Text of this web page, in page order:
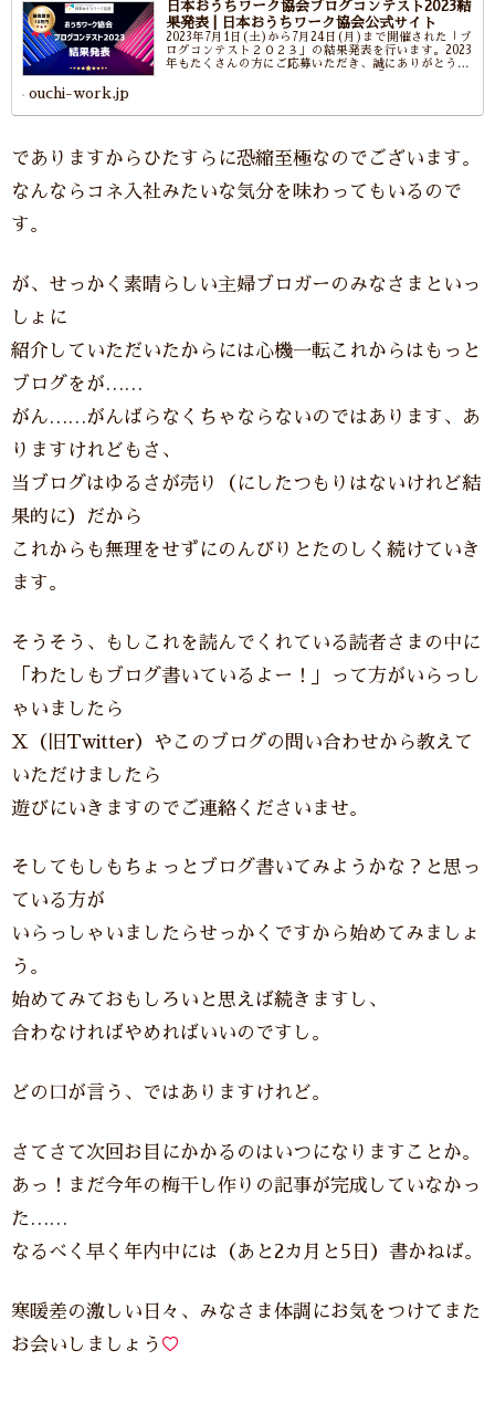
日本おうちワーク協会ブログコンテスト2023結
果発表 | 日本おうちワーク協会公式サイト
2023年7月1日(土)から7月24日(月)まで開催された「ブ
ログコンテスト２０２３」の結果発表を行います。2023
年もたくさんの方にご応募いただき、誠にありがとうご
ouchi-work.jp
でありますからひたすらに恐縮至極なのでございます。
なんならコネ入社みたいな気分を味わってもいるので
す。
が、せっかく素晴らしい主婦ブロガーのみなさまといっ
しょに
紹介していただいたからには心機一転これからはもっと
ブログをが……
がん……がんばらなくちゃならないのではあります、あ
りますけれどもさ、
当ブログはゆるさが売り（にしたつもりはないけれど結
果的に）だから
これからも無理をせずにのんびりとたのしく続けていき
ます。
そうそう、もしこれを読んでくれている読者さまの中に
「わたしもブログ書いているよー！」って方がいらっし
ゃいましたら
X（旧Twitter）やこのブログの問い合わせから教えて
いただけましたら
遊びにいきますのでご連絡くださいませ。
そしてもしもちょっとブログ書いてみようかな？と思っ
ている方が
いらっしゃいましたらせっかくですから始めてみましょ
う。
始めてみておもしろいと思えば続きますし、
合わなければやめればいいのですし。
どの口が言う、ではありますけれど。
さてさて次回お目にかかるのはいつになりますことか。
あっ！まだ今年の梅干し作りの記事が完成していなかっ
た……
なるべく早く年内中には（あと2カ月と5日）書かねば。
寒暖差の激しい日々、みなさま体調にお気をつけてまた
お会いしましょう ♡